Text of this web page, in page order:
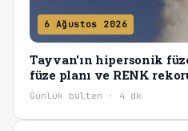
6 Ağustos 2026
Tayvan'ın hipersonik
füze planı ve RENK
Günlük bülten · 4 dk